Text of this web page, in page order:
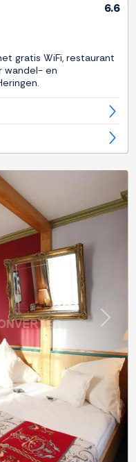
6.6
gratis WiFi, restaurant
wandel- en
Next